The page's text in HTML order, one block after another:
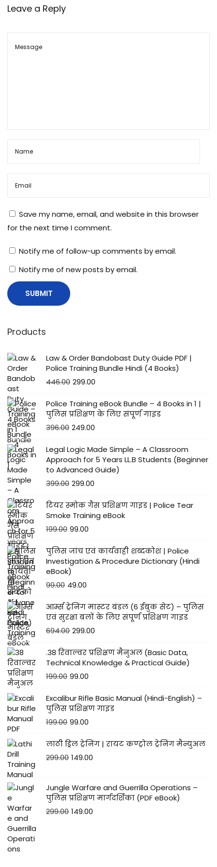
धि
Leave a Reply
Save my name, email, and website in this browser
for the next time I comment.
Notify me of follow-up comments by email.
Notify me of new posts by email.
Products
Law & Order Bandobast Duty Guide PDF |
Police Training Bundle Hindi (4 Books)
446.00 299.00
Police Training eBook Bundle – 4 Books in 1 |
पुलिस प्रशिक्षण के लिए संपूर्ण गाइड
396.00 249.00
Legal Logic Made Simple – A Classroom
Approach for 5 Years LL.B Students (Beginner
to Advanced Guide)
399.00 299.00
टियर स्मोक गैस प्रशिक्षण गाइड | Police Tear
Smoke Training eBook
199.00 99.00
पुलिस जांच एवं कार्यवाही शब्दकोश | Police
Investigation & Procedure Dictionary (Hindi
eBook)
99.00 49.00
आर्म्स ट्रेनिंग मास्टर बंडल (6 ईबुक सेट) – पुलिस
एवं सुरक्षा बलों के लिए संपूर्ण प्रशिक्षण गाइड
694.00 299.00
.38 रिवाल्वर प्रशिक्षण मैनुअल (Basic Data,
Technical Knowledge & Practical Guide)
199.00 99.00
Excalibur Rifle Basic Manual (Hindi-English) –
पुलिस प्रशिक्षण गाइड
199.00 99.00
लाठी ड्रिल ट्रेनिंग | रायट कण्ट्रोल ट्रेनिंग मैन्युअल
299.00 149.00
Jungle Warfare and Guerrilla Operations –
पुलिस प्रशिक्षण मार्गदर्शिका (PDF eBook)
299.00 149.00